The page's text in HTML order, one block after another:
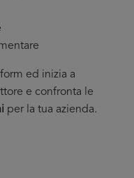
ed inizia a
e confronta le
per la tua azienda.